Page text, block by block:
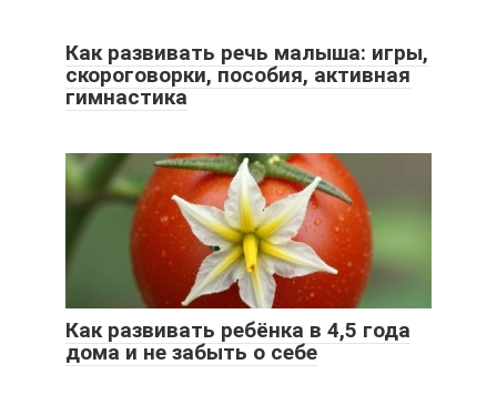
Как развивать речь малыша: игры,
скороговорки, пособия, активная
гимнастика
Как развивать ребёнка в 4,5 года
дома и не забыть о себе